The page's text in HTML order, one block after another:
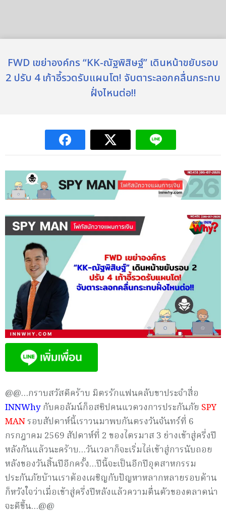
FWD เขย่าองค์กร “KK-ณัฐพิสิษฐ์” เดินหน้าขยับรอบ
2 ปรับ 4 เก้าอี้รวดรับแผนโต! จับตาระลอกคลื่นกระทบ
ฝั่งไหนต่อ!!
@@…กราบสวัสดีคร้าบ มิตรรักแฟนคลับขาประจำสื่อ
INNWhyกับคอลัมน์ก็อสซิปคนแวดวงการประกันภัย SPY
MANรอบสัปดาห์นี้เราวนมาพบกันตรงวันจันทร์ที่ 6
กรกฎาคม 2569 สัปดาห์ที่ 2 ของไตรมาส 3 ย่างเข้าสู่ครึ่งปี
หลังกันแล้วนะคร้าบ…วันเวลาก็จะเริ่มไล่เข้าสู่การนับถอย
หลังของวันสิ้นปีอีกครั้ง…ปีนี้จะเป็นอีกปีอุตสาหกรรม
ประกันภัยบ้านเราต้องเผชิญกับปัญหาหลากหลายรอบด้าน
ก็หวังใจว่าเมื่อเข้าสู่ครึ่งปีหลังแล้วความตื่นตัวของตลาดน่า
จะดีขึ้น…@@